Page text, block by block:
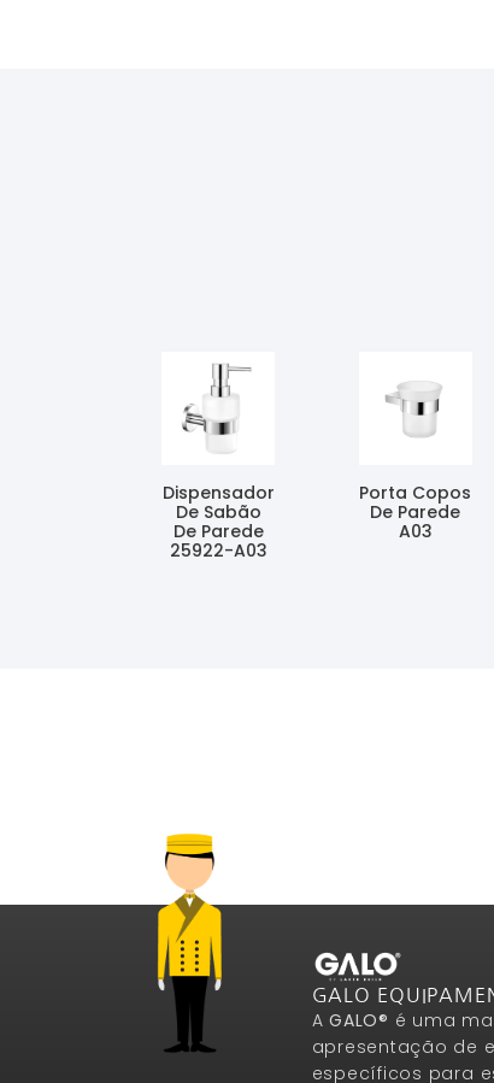
Dispensador
De Sabão
De Parede
25922-A03
Porta Copos
De Parede
A03
GALO
AGALO® é uma
apresentação de
específicos para